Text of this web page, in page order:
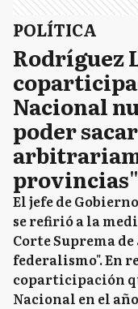
POLÍTICA
Rodríguez
Nacional
poder
provincias"
El jefe de
se refirió a la
Corte Suprema
federalismo". En
coparticipación
Nacional en el